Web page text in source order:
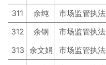
311
余纯 市场监管执法
312
余钢 市场监管执法
313 余文娟 市场监管执法